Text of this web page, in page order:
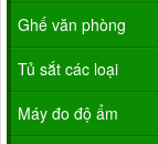
Ghế văn phòng
Tủ sắt các loại
Máy đo độ ẩm